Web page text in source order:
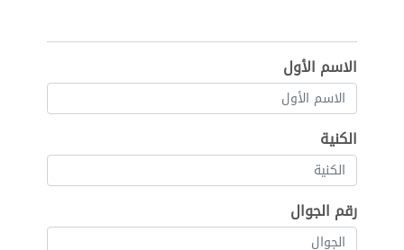
الاسم الأول
الكنية
رقم الجوال